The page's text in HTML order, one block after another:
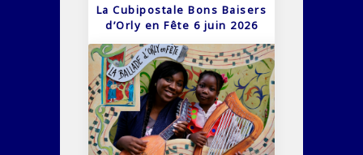
La Cubipostale Bons Baisers
d’Orly en Fête 6 juin 2026